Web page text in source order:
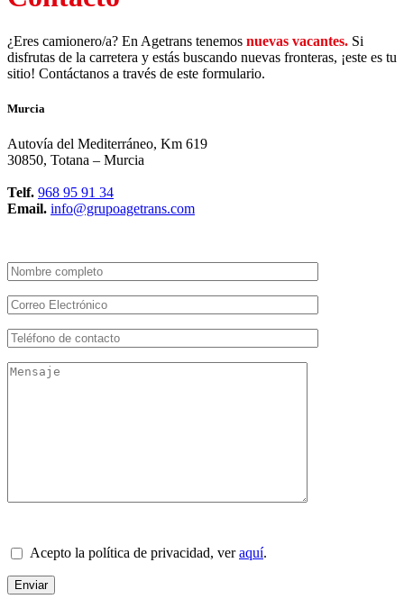
¿Eres camionero/a? En Agetrans tenemos nuevas vacantes. Si
disfrutas de la carretera y estás buscando nuevas fronteras, ¡este es tu
sitio! Contáctanos a través de este formulario.
Murcia
Autovía del Mediterráneo, Km 619
30850, Totana – Murcia
Telf. 968 95 91 34
Email. info@grupoagetrans.com
Acepto la política de privacidad, veraquí.